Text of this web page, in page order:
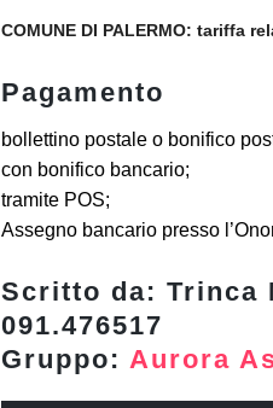
COMUNE DI PALERMO: tariffa
Pagamento
bollettino postale o bonifico
con bonifico bancario;
tramite POS;
Assegno bancario presso
Scritto da: Trinca
091.476517
Gruppo: Aurora